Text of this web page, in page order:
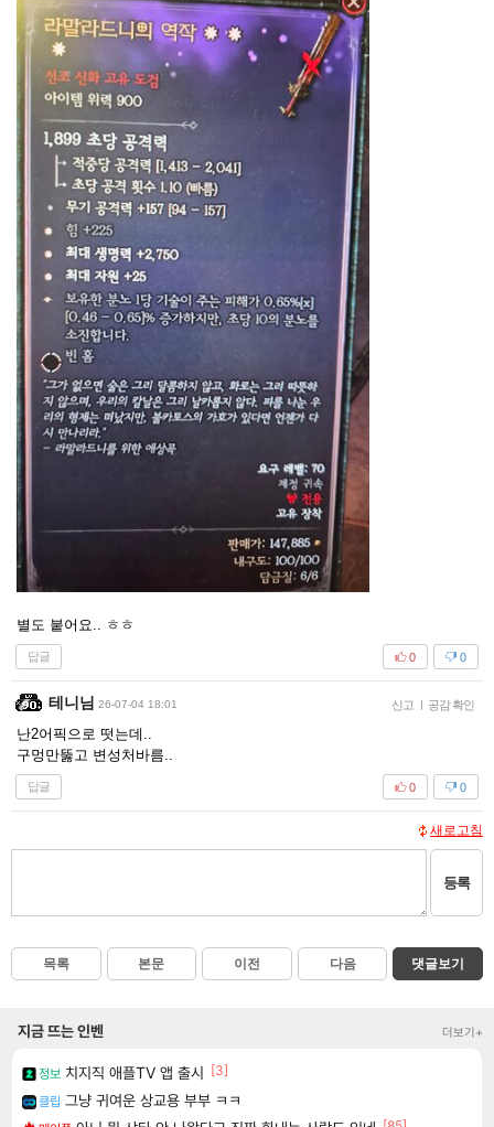
별도 붙어요.. ㅎㅎ
답글 0
0
테니님 26-07-04 18:01 신고 | 공감 확인
난2어픽으로 떳는데..
구멍만뚫고 변성처바름..
답글 0
0
새로고침
등록
목록 본문 이전 다음 댓글보기
지금 뜨는 인벤 더보기+
정보 치지직 애플TV 앱 출시 [3]
클립 그냥 귀여운 상교용 부부 ㅋㅋ